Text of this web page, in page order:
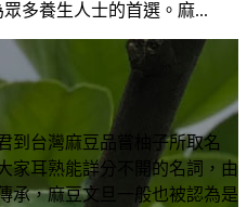
多養生人士的首選。麻...
到台灣麻豆品嘗柚子所取名
家耳熟能詳分不開的名詞，由
承，麻豆文旦一般也被認為是